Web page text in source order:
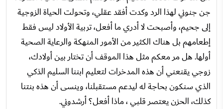
جن جنوني لهذا الرد وكدت أفقد عقلي، وتحولت الحياة الزوجية
إلى جحيم، وأصبحت لا أدري ما أفعل، تربية الأولاد ليس فقط
إطعامهم بل هناك الكثير من الأمور المنهكة والرعاية الصحية
أولها. هل مر معكم مثل هذا الموقف أن تختار بين أولادك،
زوجي يقنعني أن هذه المدخرات لتعليم ابننا السليم الذكي
الذي سنكون بحاجة له ليدعم مستقبلنا، وينسى أن هذه بنتنا
كذلك، الحزن يعتصر قلبي ، ماذا أفعل؟ أرشدوني.